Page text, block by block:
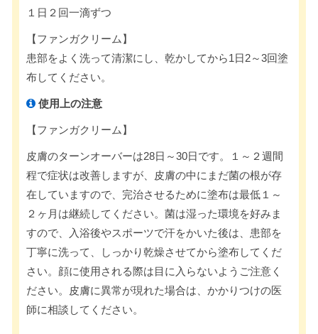
１日２回一滴ずつ
【ファンガクリーム】
患部をよく洗って清潔にし、乾かしてから1日2～3回塗
布してください。
使用上の注意
【ファンガクリーム】
皮膚のターンオーバーは28日～30日です。１～２週間
程で症状は改善しますが、皮膚の中にまだ菌の根が存
在していますので、完治させるために塗布は最低１～
２ヶ月は継続してください。菌は湿った環境を好みま
すので、入浴後やスポーツで汗をかいた後は、患部を
丁寧に洗って、しっかり乾燥させてから塗布してくだ
さい。顔に使用される際は目に入らないようご注意く
ださい。皮膚に異常が現れた場合は、かかりつけの医
師に相談してください。